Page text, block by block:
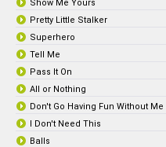
Show Me Yours
Pretty Little Stalker
Superhero
Tell Me
Pass It On
All or Nothing
Don't Go Having Fun Without Me
I Don't Need This
Balls